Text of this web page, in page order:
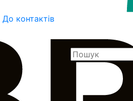
До контактів